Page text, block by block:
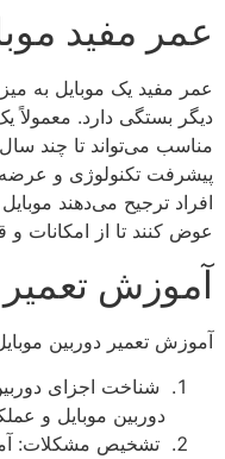
عمر مفید
عمر مفید یک موبایل به
دیگر بستگی دارد. معمولاً
مناسب می‌تواند تا چند سال
پیشرفت تکنولوژی و عرضه
افراد ترجیح می‌دهند
عوض کنند تا از امکانات و
آموزش تعمیر
آموزش تعمیر دوربین
شناخت اجزای
دوربین موبایل و
تشخیص مشکلات: